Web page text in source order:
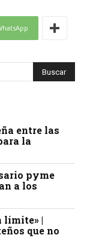
entre las
la
pyme
a los
límite» |
que no